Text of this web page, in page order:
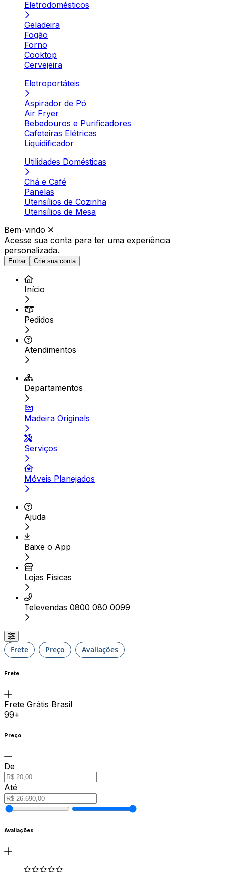
Eletrodomésticos
Geladeira
Fogão
Forno
Cooktop
Cervejeira
Eletroportáteis
Aspirador de Pó
Air Fryer
Bebedouros e Purificadores
Cafeteiras Elétricas
Liquidificador
Utilidades Domésticas
Chá e Café
Panelas
Utensílios de Cozinha
Utensílios de Mesa
Bem-vindo
Acesse sua conta para ter uma experiência
personalizada.
Entrar Crie sua conta
Início
Pedidos
Atendimentos
Departamentos
Madeira Originals
Serviços
Móveis Planejados
Ajuda
Baixe o App
Lojas Físicas
Televendas 0800 080 0099
Frete Preço Avaliações
Frete
Frete Grátis Brasil
99+
Preço
De
Até
Avaliações